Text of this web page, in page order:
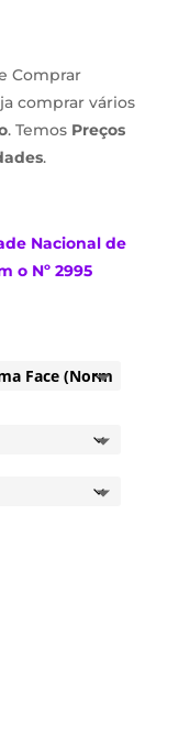
Comprar
comprar vários
. Temos Preços
.
Nacional de
o Nº 2995